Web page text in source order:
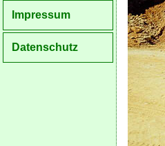
Impressum
Datenschutz